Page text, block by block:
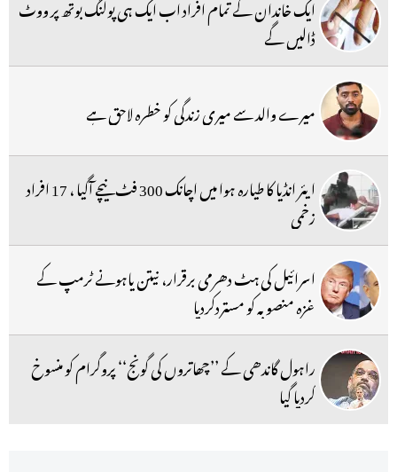
ڈالیں گے
میرے والد سے میری زندگی کو خطرہ لاحق ہے
ایئر انڈیا کا طیارہ ہوا میں اچانک 300 فٹ نیچے آگیا ، 17 افراد
زخمی
اسرائیل کی ہٹ دھرمی برقرار، نیتن یاہونے ٹرمپ کے
غزہ منصوبہ کو مستردکردیا
راہول گاندھی کے ’’چھاتروں کی گونج‘‘ پروگرام کو منسوخ
کردیا گیا